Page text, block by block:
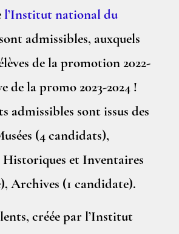
l’Institut national du
admissibles, auxquels
de la promotion 2022-
de la promo 2023-2024 !
admissibles sont issus des
(4 candidats),
et Inventaires
Archives (1 candidate).
créée par l’Institut